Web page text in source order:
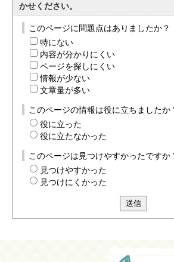
かせください。
このページに問題点はありましたか？
特にない
内容が分かりにくい
ページを探しにくい
情報が少ない
文章量が多い
このページの情報は役に立ちましたか
役に立った
役に立たなかった
このページは見つけやすかったですか
見つけやすかった
見つけにくかった
送信